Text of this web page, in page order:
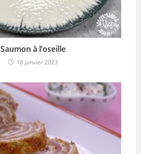
Saumon à l’oseille
18 janvier 2023